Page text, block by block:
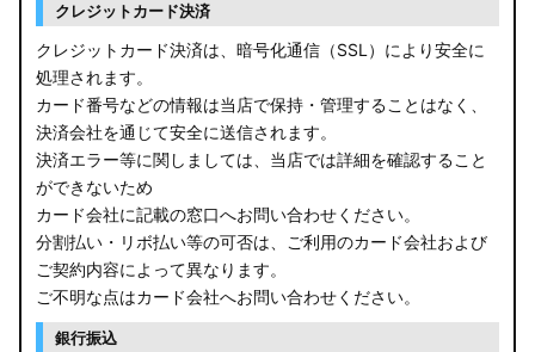
クレジットカード決済
クレジットカード決済は、暗号化通信（SSL）により安全に
処理されます。
カード番号などの情報は当店で保持・管理することはなく、
決済会社を通じて安全に送信されます。
決済エラー等に関しましては、当店では詳細を確認すること
ができないため
カード会社に記載の窓口へお問い合わせください。
分割払い・リボ払い等の可否は、ご利用のカード会社および
ご契約内容によって異なります。
ご不明な点はカード会社へお問い合わせください。
銀行振込